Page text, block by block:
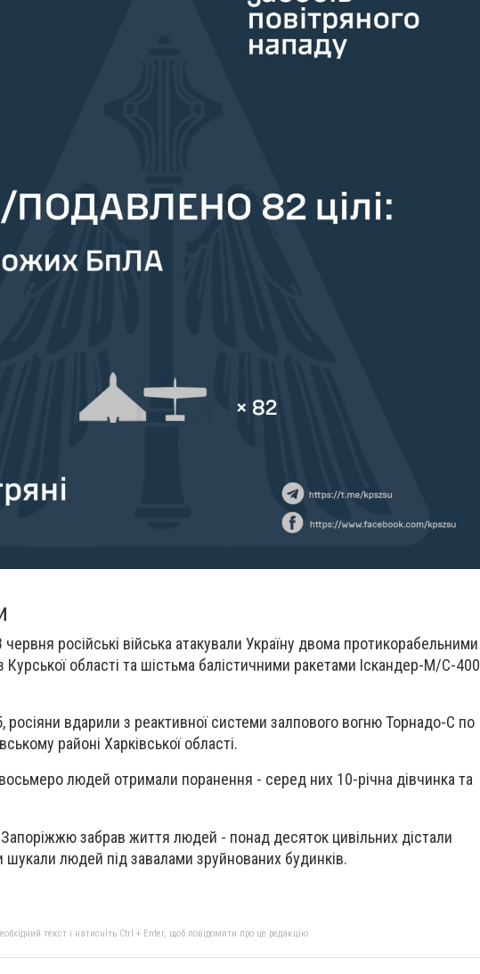
російські війська атакували Україну двома протикорабельними
Курської області та шістьма балістичними ракетами Іскандер-М/С-400
росіяни вдарили з реактивної системи залпового вогню Торнадо-С по
районі Харківської області.
людей отримали поранення - серед них 10-річна дівчинка та
забрав життя людей - понад десяток цивільних дістали
людей під завалами зруйнованих будинків.
текст і натисніть Ctrl + Enter, щоб повідомити про це редакцію